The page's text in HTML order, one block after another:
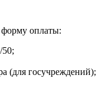
оплаты:
50;
(для госучреждений);